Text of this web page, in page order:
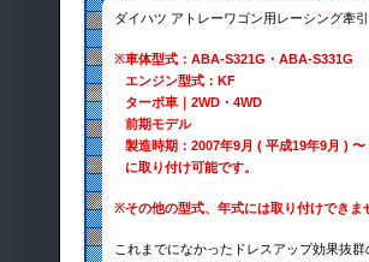
ダイハツ アトレーワゴン用レーシング牽
※車体型式：ABA-S321G・ABA-S331G
エンジン型式：KF
ターボ車｜2WD・4WD
前期モデル
製造時期：2007年9月 ( 平成19年9月 )
に取り付け可能です。
※その他の型式、年式には取り付けできま
これまでになかったドレスアップ効果抜